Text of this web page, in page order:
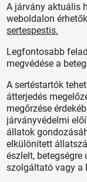
A járvány aktuális
weboldalon
sertespestis.
Legfontosabb
megvédése a
A sertéstartók
átterjedés
megőrzése
járványvédelmi
állatok
elkülönített
észlelt,
szolgáltató vagy a